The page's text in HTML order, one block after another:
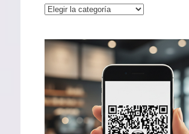
Categorías